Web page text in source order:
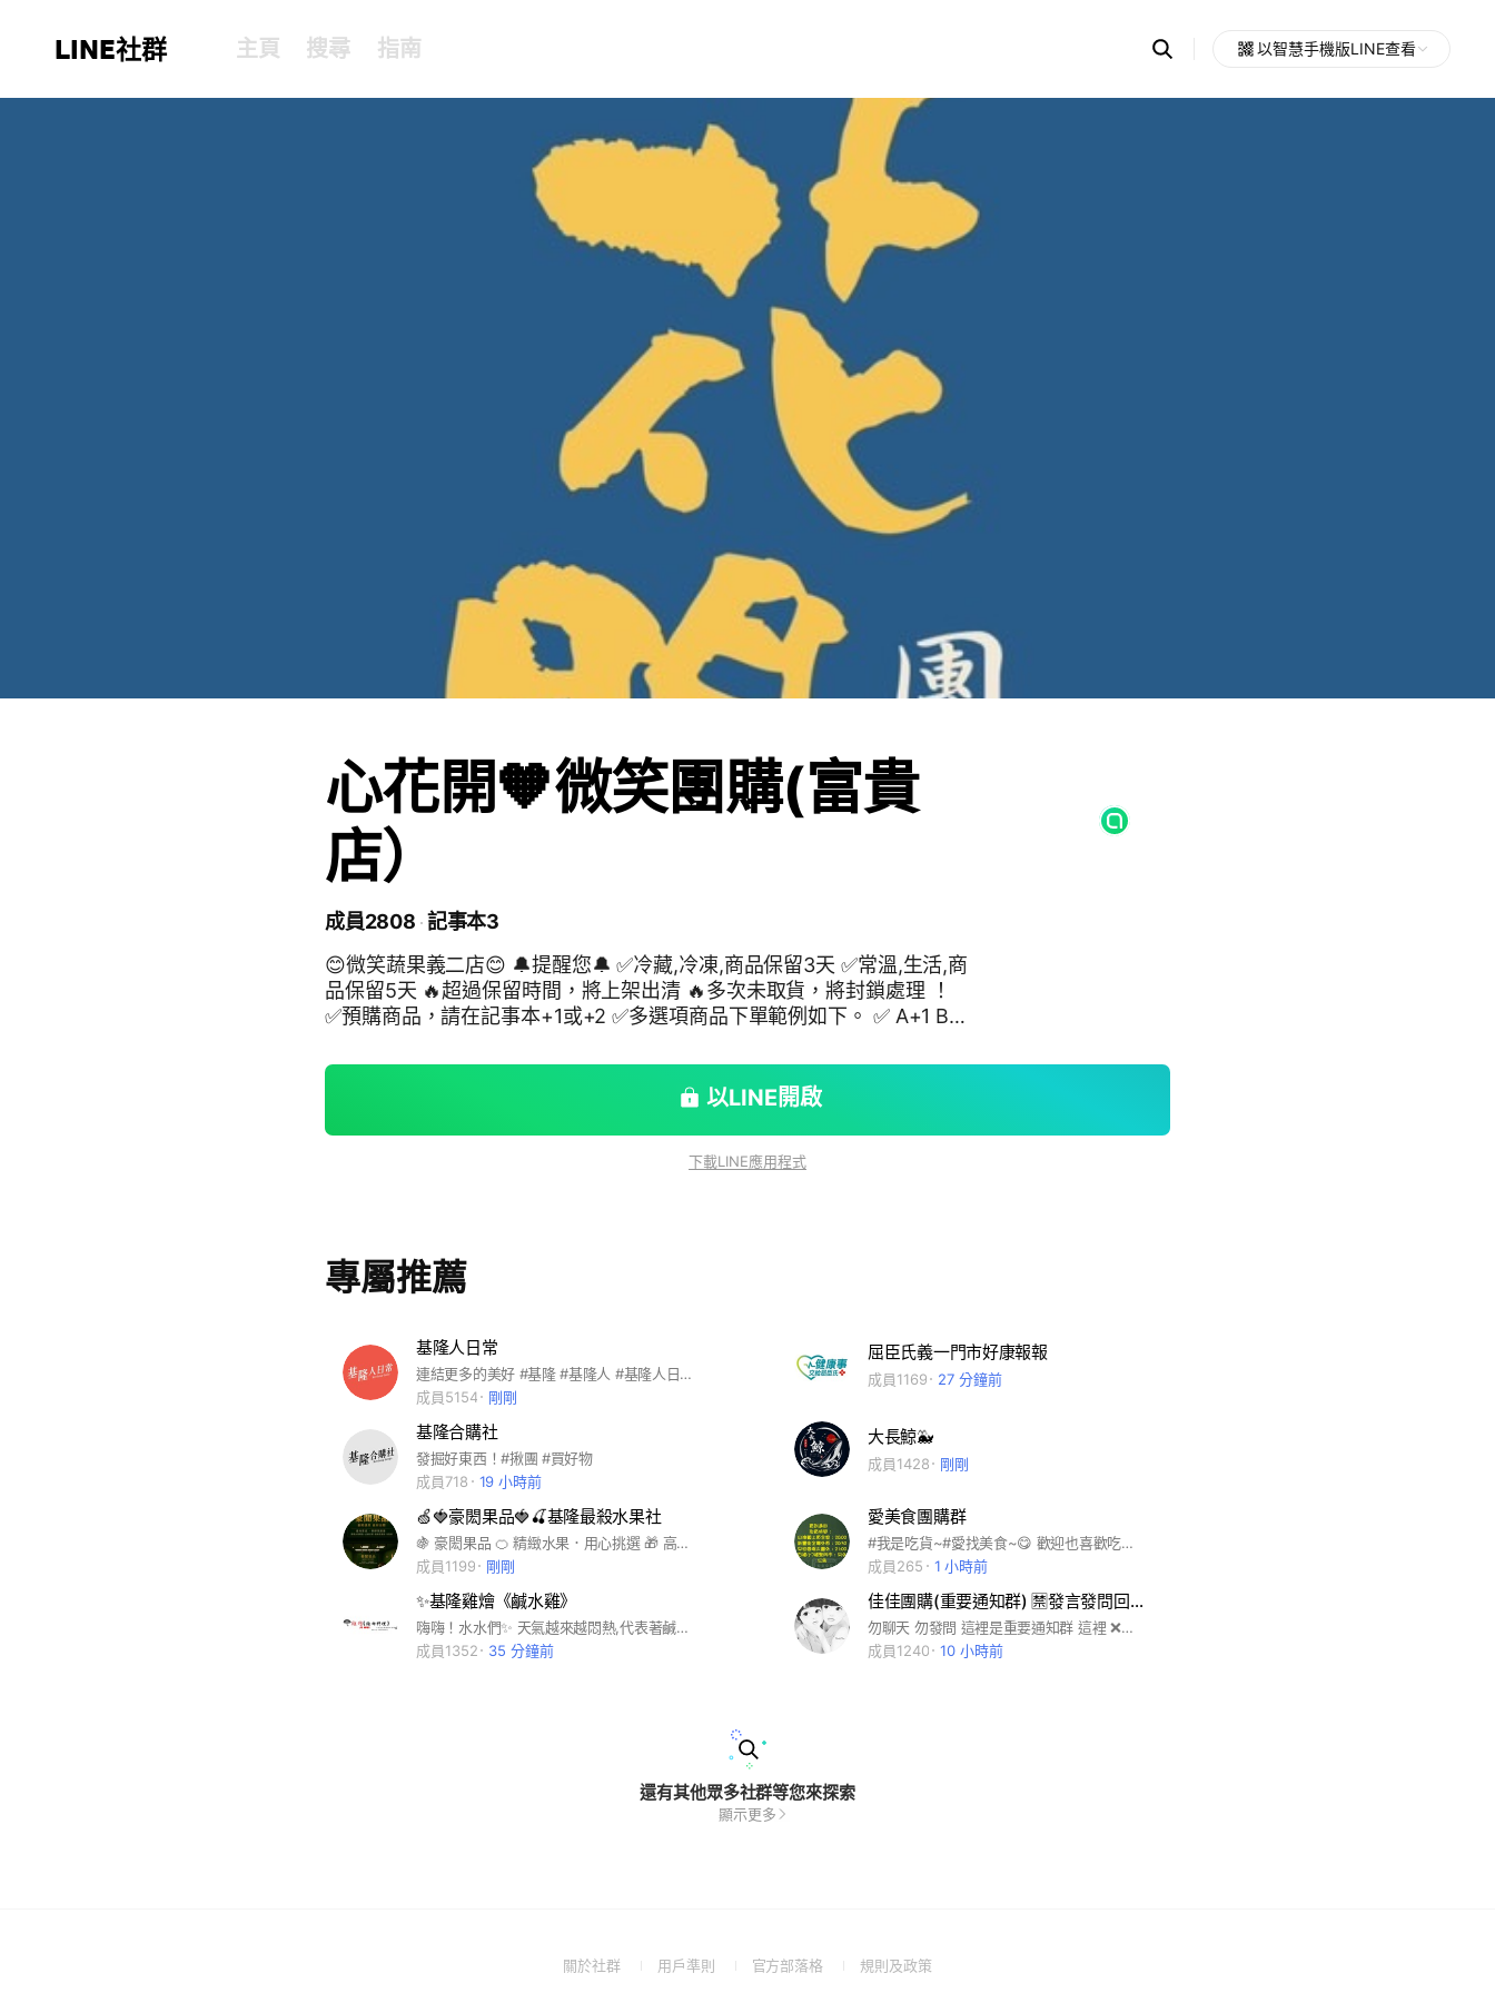
LINE社群 主頁 搜尋 指南 Search
OpenChats
messages
search
以智慧手機版LINE查看
心花開🧡微笑團購(富貴
店）
成員2808 記事本3
😊微笑蔬果義二店😊 🔔提醒您🔔 ✅冷藏,冷凍,商品保留3天 ✅常溫,生活,商
品保留5天 🔥超過保留時間，將上架出清 🔥多次未取貨，將封鎖處理 ！
✅預購商品，請在記事本+1或+2 ✅多選項商品下單範例如下。 ✅ A+1 B+
覆時間，早上6點到晚上11點
以LINE開啟
下載LINE應用程式
專屬推薦
基隆人日常
連結更多的美好 #基隆 #基隆人 #基隆人日常 #基隆美食 #基隆生活 #海嗨
成員5154
剛剛
屈臣氏義一門市好康報報
成員1169 27 分鐘前
基隆合購社
發掘好東西！#揪團 #買好物
成員718
19 小時前
大長鯨🐳
成員1428 剛剛
🍏🍓豪閎果品🍓🍒基隆最殺水果社
🍇 豪閎果品 🍊 精緻水果．用心挑選 🎁 高質感禮盒｜新鮮批發供應 堅持新鮮 · 嚴選品質 · 分享甜美好滋味
成員1199
剛剛
愛美食團購群
#我是吃貨~#愛找美食~😋 歡迎也喜歡吃美食的您 一起在這邊買買買吃吃吃~👍👍👍 ⚠️⚠️重點是~ 一起團購可以省去貴鬆鬆的運費哦 （尤其是冷藏.冷凍運費超級貴） 🌟持續團購不間斷 🌟有喜歡的商品就趕快+1
成員265
1 小時前
✨基隆雞燴《鹹水雞》
嗨嗨！水水們✨ 天氣越來越悶熱,代表著鹹水雞的季節來臨,低油膩消暑又開胃 #每個禮拜一個套餐300塊一桌菜肉 豐富的新鮮菜色,大小孩都健康！ 別客氣讓我們為您外送吧😍 每個禮拜見一次面.日後好相見✌️ 祝您用餐愉快💖希望您們喜歡💕
成員1352
35 分鐘前
佳佳團購(重要通知群) 🈲️發言發問回覆
勿聊天 勿發問 這裡是重要通知群 這裡 ❌禁止發文喲！！ 請配合 感恩
成員1240
10 小時前
還有其他眾多社群等您來探索
顯示更多
關於社群
(Open用戶準則
(Open官方部落格
(Open規則及政策(Open